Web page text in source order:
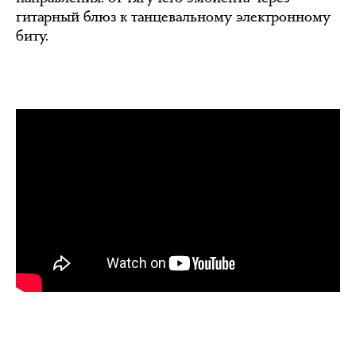
гитарный блюз к танцевальному электронному
биту.